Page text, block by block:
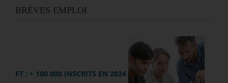
BRÈVES EMPLOI
FT : + 100 000 INSCRITS EN 2024